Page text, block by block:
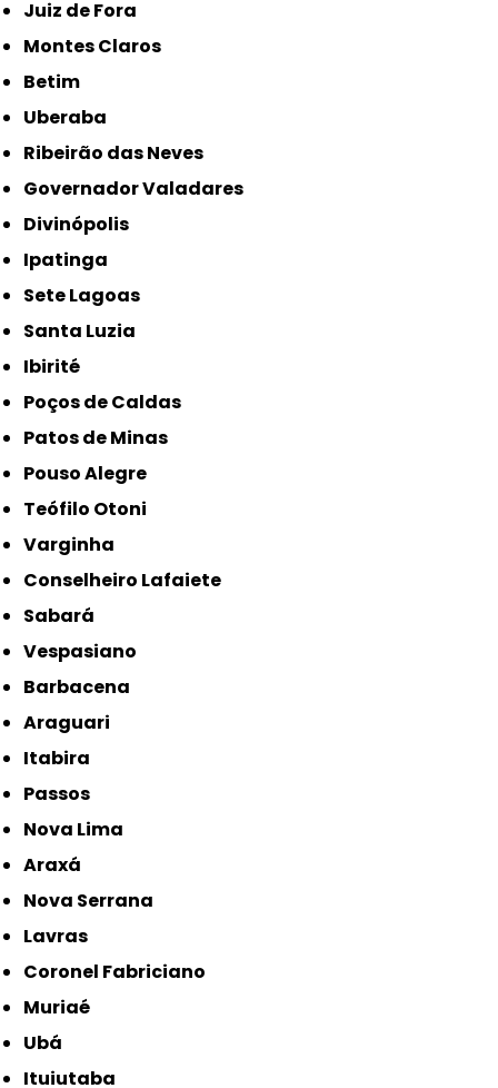
Juiz de Fora
Montes Claros
Betim
Uberaba
Ribeirão das Neves
Governador Valadares
Divinópolis
Ipatinga
Sete Lagoas
Santa Luzia
Ibirité
Poços de Caldas
Patos de Minas
Pouso Alegre
Teófilo Otoni
Varginha
Conselheiro Lafaiete
Sabará
Vespasiano
Barbacena
Araguari
Itabira
Passos
Nova Lima
Araxá
Nova Serrana
Lavras
Coronel Fabriciano
Muriaé
Ubá
Ituiutaba